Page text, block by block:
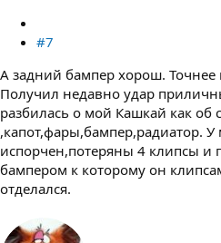
#7
А задний бампер хорош. Точнее
Получил недавно удар
разбилась о мой Кашкай как об
,капот,фары,бампер,радиатор.
испорчен,потеряны 4 клипсы и
бампером к которому он
отделался.